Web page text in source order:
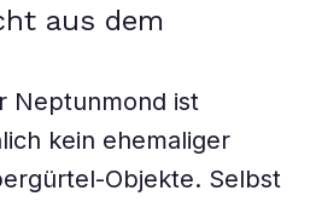
aus dem
Neptunmond ist
kein ehemaliger
Objekte. Selbst